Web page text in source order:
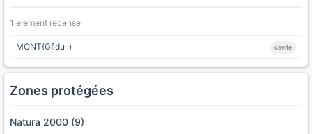
1 element recense
MONT(Gf.du-) cavite
Zones protégées
Natura 2000 (9)